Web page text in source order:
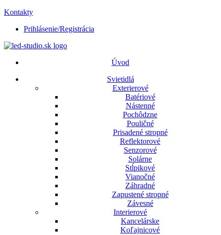
Kontakty
Prihlásenie/Registrácia
Úvod
Svietidlá
Exterierové
Batériové
Nástenné
Pochôdzne
Pouličné
Prisadené stropné
Reflektorové
Senzorové
Solárne
Stĺpikové
Vianočné
Záhradné
Zapustené stropné
Závesné
Interierové
Kancelárske
Koľajnicové